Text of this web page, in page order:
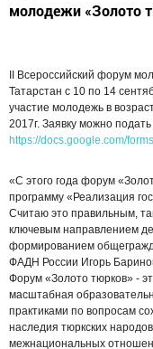
молодежи «Золото
II Всероссийский форум
Татарстан с 10 по 14
участие молодежь в
2017г. Заявку можно
https://docs.google.com/
«С этого года форум
программу «Реализация
Считаю это правильным,
ключевым направлением
формированием
ФАДН России Игорь
Форум «Золото тюрков» -
масштабная
практиками по вопросам
наследия тюркских
межнациональных